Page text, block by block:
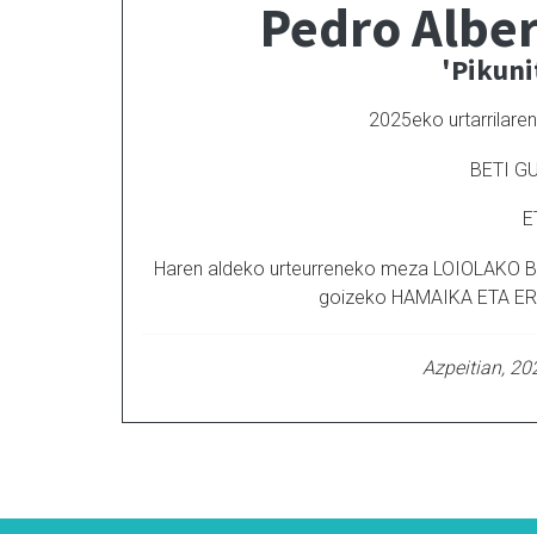
Pedro
2025eko
BETI
Haren aldeko urteurreneko meza LOIOLAKO
goizeko HAMAIKA ETA
Azpeitian,